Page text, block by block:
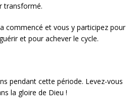
transformé.
commencé et vous y participez pour
et pour achever le cycle.
pendant cette période. Levez-vous
la gloire de Dieu !